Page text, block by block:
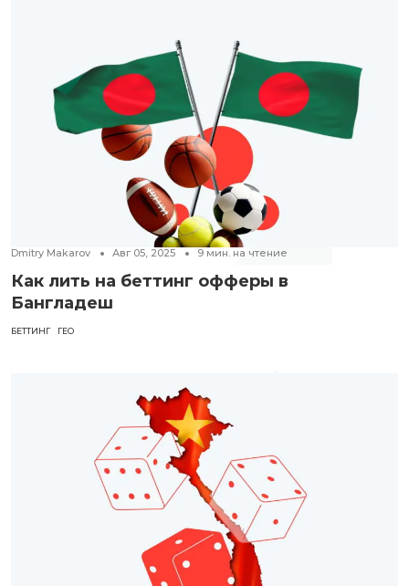
Dmitry Makarov Авг 05, 2025 9 мин. на чтение
Как лить на беттинг офферы в
Бангладеш
БЕТТИНГ ГЕО